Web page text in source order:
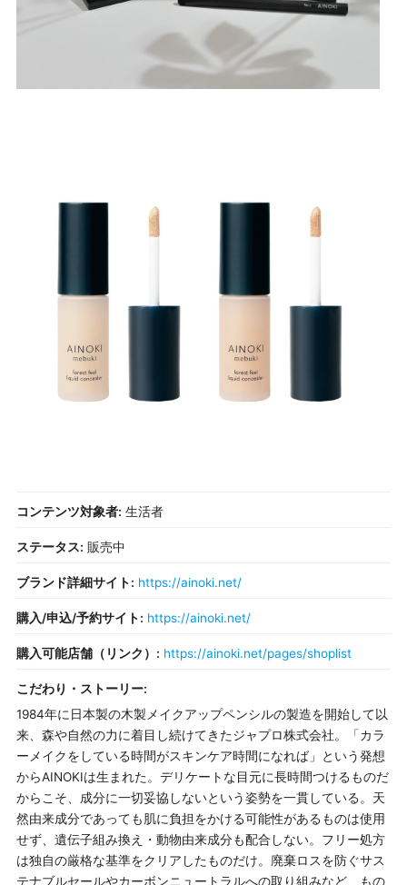
コンテンツ対象者: 生活者
ステータス: 販売中
ブランド詳細サイト: https://ainoki.net/
購入/申込/予約サイト: https://ainoki.net/
購入可能店舗（リンク）: https://ainoki.net/pages/shoplist
こだわり・ストーリー:
1984年に日本製の木製メイクアップペンシルの製造を開始して以
来、森や自然の力に着目し続けてきたジャプロ株式会社。「カラ
ーメイクをしている時間がスキンケア時間になれば」という発想
からAINOKIは生まれた。デリケートな目元に長時間つけるものだ
からこそ、成分に一切妥協しないという姿勢を一貫している。天
然由来成分であっても肌に負担をかける可能性があるものは使用
せず、遺伝子組み換え・動物由来成分も配合しない。フリー処方
は独自の厳格な基準をクリアしたものだけ。廃棄ロスを防ぐサス
テナブルセールやカーボンニュートラルへの取り組みなど、もの